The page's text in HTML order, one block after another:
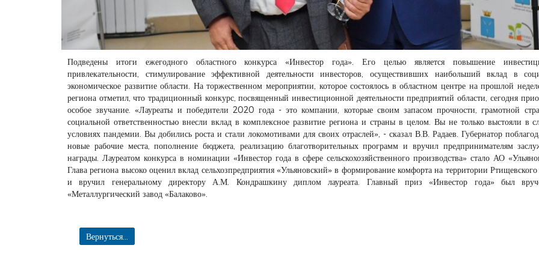
Подведены итоги ежегодного областного конкурса «Инвестор года». Его целью является повышение
привлекательности, стимулирование эффективной деятельности инвесторов, осуществивших наибольший вклад в
экономическое развитие области. На торжественном мероприятии, которое состоялось в областном центре на прошлой
региона отметил, что традиционный конкурс, посвященный инвестиционной деятельности предприятий области, сегодня
особое звучание. «Лауреаты и победители 2020 года - это компании, которые своим запасом прочности, грамотной
социальной ответственностью внесли вклад в комплексное развитие региона и страны в целом. Вы не только выстояли в
условиях пандемии. Вы добились роста и стали локомотивами для своих отраслей», - сказал В.В. Радаев. Губернатор
новые рабочие места, пополнение бюджета, реализацию благотворительных программ и вручил предпринимателям
награды. Лауреатом конкурса в номинации «Инвестор года в сфере сельскохозяйственного производства» стало АО
Глава региона высоко оценил вклад сельхозпредприятия «Ульяновский» в формирование комфорта на территории
и вручил генеральному директору А.М. Кондрашкину диплом лауреата. Главный приз «Инвестор года» был
«Металлургический завод «Балаково».
Вернуться...